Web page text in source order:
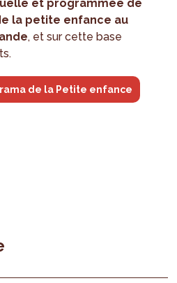
et programmée de
la petite enfance au
, et sur cette base
de la Petite enfance